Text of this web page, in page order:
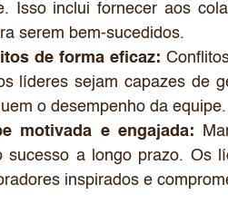
Isso inclui fornecer aos
serem bem-sucedidos.
de forma eficaz:
líderes sejam capazes de
o desempenho da equipe.
motivada e engajada:
sucesso a longo prazo. Os
inspirados e